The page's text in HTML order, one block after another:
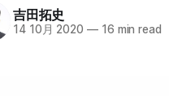
吉田拓史
14 10月 2020 —16 min read